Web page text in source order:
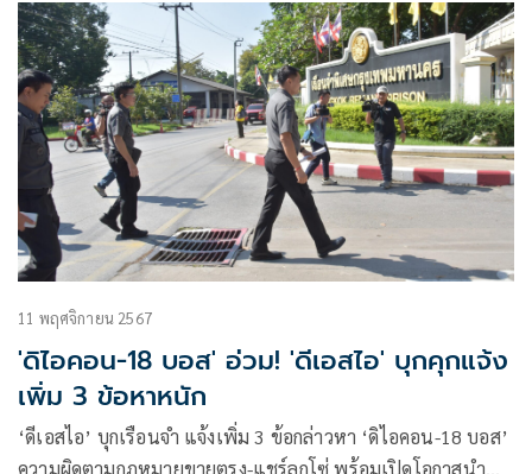
11 พฤศจิกายน 2567
'ดิไอคอน-18 บอส' อ่วม! 'ดีเอสไอ' บุกคุกแจ้ง
เพิ่ม 3 ข้อหาหนัก
‘ดีเอสไอ’ บุกเรือนจำ แจ้งเพิ่ม 3 ข้อกล่าวหา ‘ดิไอคอน-18 บอส’
ความผิดตามกฎหมายขายตรง-แชร์ลูกโซ่ พร้อมเปิดโอกาสนำ